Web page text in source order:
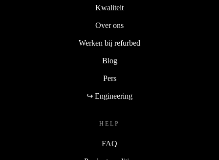
Kwaliteit
Over ons
Werken bij refurbed
Blog
Pers
↪ Engineering
HELP
FAQ